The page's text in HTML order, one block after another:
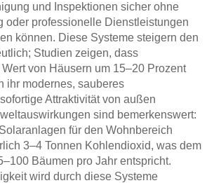
und Inspektionen sicher ohne
oder professionelle Dienstleistungen
können. Diese Systeme steigern den
Studien zeigen, dass
von Häusern um 15–20 Prozent
ihr modernes, sauberes
Attraktivität von außen
sind bemerkenswert:
für den Wohnbereich
3–4 Tonnen Kohlendioxid, was dem
Bäumen pro Jahr entspricht.
wird durch diese Systeme